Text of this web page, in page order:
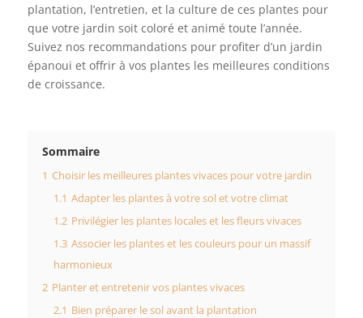
plantation, l’entretien, et la culture de ces plantes pour
que votre jardin soit coloré et animé toute l’année.
Suivez nos recommandations pour profiter d’un jardin
épanoui et offrir à vos plantes les meilleures conditions
de croissance.
Sommaire
1 Choisir les meilleures plantes vivaces pour votre jardin
1.1 Adapter les plantes à votre sol et votre climat
1.2 Privilégier les plantes locales et les fleurs vivaces
1.3 Associer les plantes et les couleurs pour un massif
harmonieux
2 Planter et entretenir vos plantes vivaces
2.1 Bien préparer le sol avant la plantation